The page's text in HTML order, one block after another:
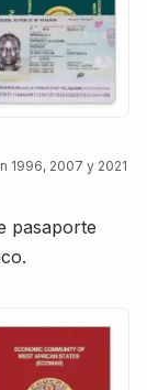
1996, 2007 y 2021
pasaporte